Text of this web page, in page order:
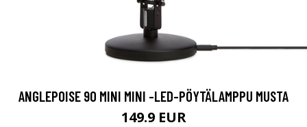
ANGLEPOISE 90 MINI MINI -LED-PÖYTÄLAMPPU MUSTA
149.9 EUR